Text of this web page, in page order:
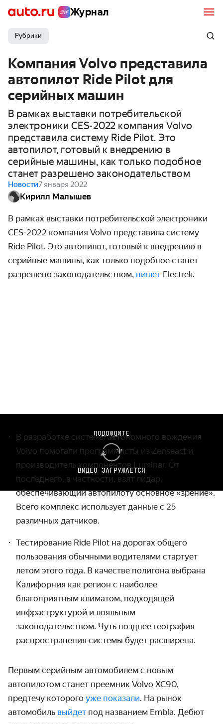
Журнал
Рубрики
Компания Volvo представила
автопилот Ride Pilot для
серийных машин
В рамках выставки потребительской
электроники CES-2022 компания Volvo
представила систему Ride Pilot. Это
автопилот, готовый к внедрению в
серийные машины, как только подобное
станет разрешено законодательством
Новости7 января 2022
Кирилл Малышев
В рамках выставки потребительской электроники
CES-2022 компания Volvo представила систему
Ride Pilot. Это автопилот, готовый к внедрению в
серийные машины, как только подобное станет
разрешено законодательством, пишет Electrek.
ПОДОЖДИТЕ
ВИДЕО ЗАГРУЖАЕТСЯ
В разработке системы автономного вождения
Volvo помогали программисты из Zenseact и
производитель компонентов Luminar. От
последнего, в частности, взят лидар,
обеспечивающий автопилоту основное «зрение».
Всего комплекс использует данные с 25
различных датчиков.
Тестирование Ride Pilot на дорогах общего
пользования обычными водителями стартует
летом этого года. В качестве полигона выбрана
Калифорния как регион с наиболее
благоприятным климатом, подходящей
инфраструктурой и лояльным
законодательством. Чуть позднее география
распространения системы будет расширена.
Первым серийным автомобилем с новым
автопилотом станет преемник Volvo XC90,
предтечу которого уже показали. На рынок
автомобиль выйдет под названием Embla. Дебют